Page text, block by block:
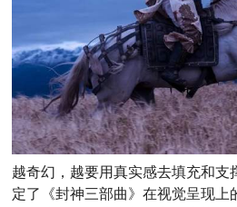
越奇幻，越要用真实感去填充和支
定了《封神三部曲》在视觉呈现上